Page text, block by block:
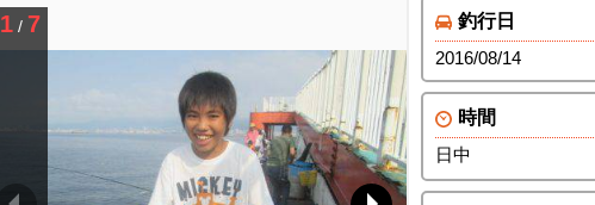
1 / 7
釣行日
2016/08/14
時間
日中